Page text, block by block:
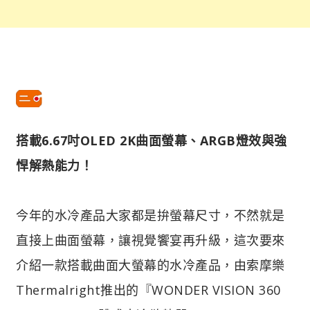
搭載6.67吋OLED 2K曲面螢幕、ARGB燈效與強
悍解熱能力！
今年的水冷產品大家都是拚螢幕尺寸，不然就是
直接上曲面螢幕，讓視覺饗宴再升級，這次要來
介紹一款搭載曲面大螢幕的水冷產品，由索摩樂
Thermalright推出的『WONDER VISION 360